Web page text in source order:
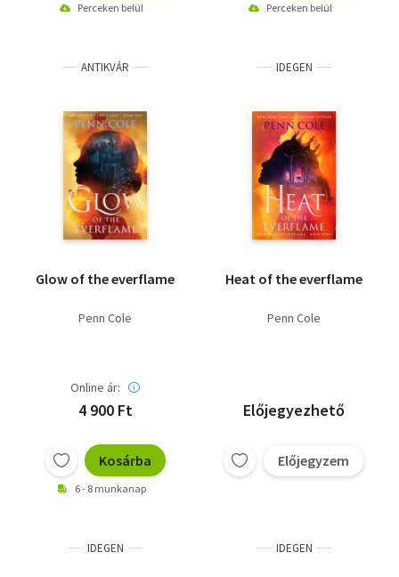
Perceken belül Perceken belül
ANTIKVÁR
Glow of the everflame
Penn Cole
Online ár:
4 900 Ft
Kosárba
6 - 8 munkanap
IDEGEN
Heat of the everflame
Penn Cole
Előjegyezhető
Előjegyzem
IDEGEN IDEGEN